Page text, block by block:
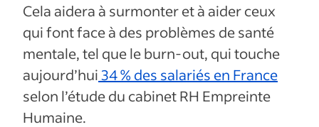
Cela aidera à surmonter et à aider ceux
qui font face à des problèmes de santé
mentale, tel que le burn-out, qui touche
aujourd’hui34 % des salariés en France
selon l’étude du cabinet RH Empreinte
Humaine.